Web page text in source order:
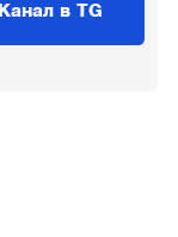
Канал в TG